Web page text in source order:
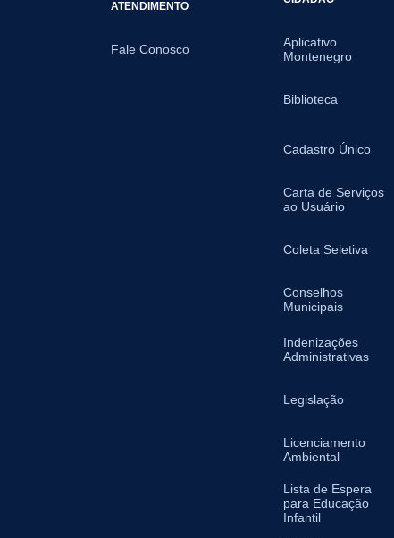
ATENDIMENTO
Fale Conosco
Aplicativo
Montenegro
Biblioteca
Cadastro Único
Carta de Serviços
ao Usuário
Coleta Seletiva
Conselhos
Municipais
Indenizações
Administrativas
Legislação
Licenciamento
Ambiental
Lista de Espera
para Educação
Infantil